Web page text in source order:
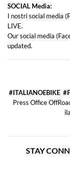
SOCIAL Media:
I nostri social media
LIVE.
Our social media
updated.
#ITALIANOEBIKE
Press Office
STAY